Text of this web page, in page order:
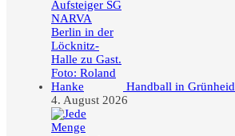
Handball in
4. August 2026